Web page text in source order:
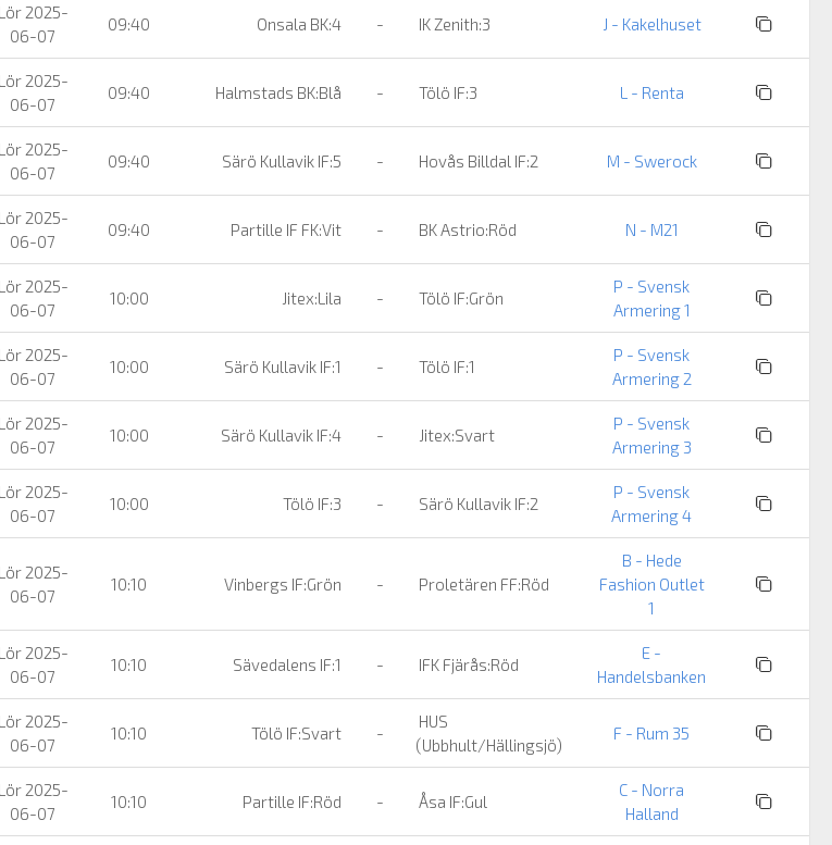
Lör 2025-
06-07
09:40 Onsala BK:4 - IK Zenith:3 J - Kakelhuset
Lör 2025-
06-07
09:40 Halmstads BK:Blå - Tölö IF:3 L - Renta
Lör 2025-
06-07
09:40 Särö Kullavik IF:5 - Hovås Billdal IF:2 M - Swerock
Lör 2025-
06-07
09:40 Partille IF FK:Vit - BK Astrio:Röd N - M21
Lör 2025-
06-07
10:00 Jitex:Lila - Tölö IF:Grön
P - Svensk
Armering 1
Lör 2025-
06-07
10:00 Särö Kullavik IF:1 - Tölö IF:1
P - Svensk
Armering 2
Lör 2025-
06-07
10:00 Särö Kullavik IF:4 - Jitex:Svart
P - Svensk
Armering 3
Lör 2025-
06-07
10:00 Tölö IF:3 - Särö Kullavik IF:2
P - Svensk
Armering 4
Lör 2025-
06-07
10:10 Vinbergs IF:Grön - Proletären FF:Röd
B - Hede
Fashion Outlet
1
Lör 2025-
06-07
10:10 Sävedalens IF:1 - IFK Fjärås:Röd
E -
Handelsbanken
Lör 2025-
06-07
10:10 Tölö IF:Svart -
HUS
(Ubbhult/Hällingsjö)
F - Rum 35
Lör 2025-
06-07
10:10 Partille IF:Röd - Åsa IF:Gul
C - Norra
Halland